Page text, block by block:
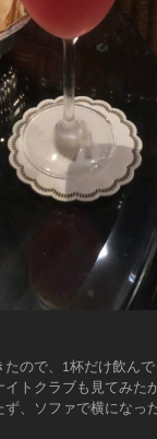
ので、1杯だけ飲ん
トクラブも見てみた
、ソファで横になっ